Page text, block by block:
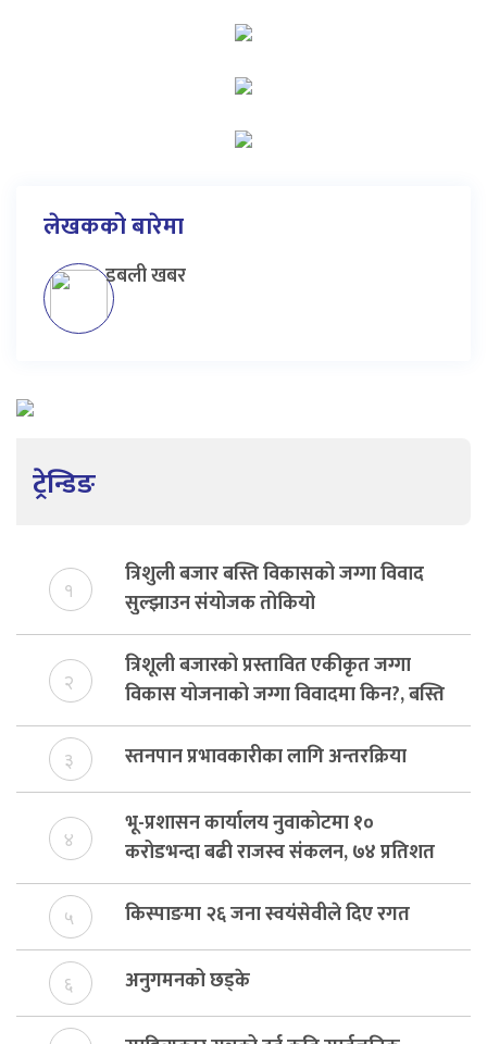
लेखकको बारेमा
डबली खबर
ट्रेन्डिङ
१
त्रिशुली बजार बस्ति विकासको जग्गा विवाद
सुल्झाउन संयोजक तोकियो
२
त्रिशूली बजारको प्रस्तावित एकीकृत जग्गा
विकास योजनाको जग्गा विवादमा किन?, बस्ति
विकास दर्ता नभए समिति विघटन हुने
३ स्तनपान प्रभावकारीका लागि अन्तरक्रिया
४
भू-प्रशासन कार्यालय नुवाकोटमा १०
करोडभन्दा बढी राजस्व संकलन, ७४ प्रतिशत
बेरुजु फर्छयौट
५ किस्पाङमा २६ जना स्वयंसेवीले दिए रगत
६ अनुगमनको छड्के